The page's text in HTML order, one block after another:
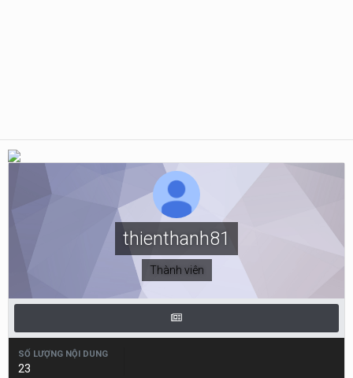
thienthanh81
Thành viên
SỐ LƯỢNG NỘI DUNG
23